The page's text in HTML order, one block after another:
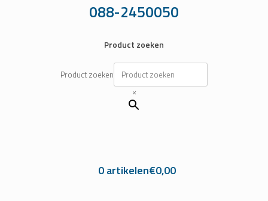
088-2450050
Product zoeken
Product zoeken
×
0 artikelen€0,00